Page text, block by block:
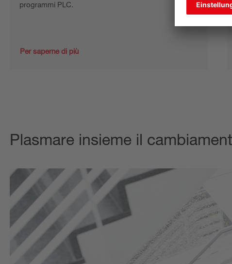
programmi PLC.
Per saperne di più
Plasmare insieme il